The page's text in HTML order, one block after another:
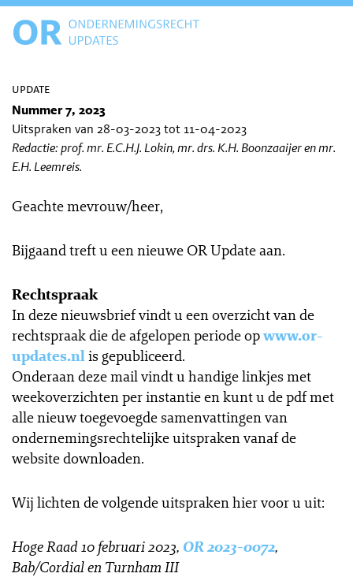
update
Nummer 7, 2023
Uitspraken van 28-03-2023 tot 11-04-2023
Redactie: prof. mr. E.C.H.J. Lokin, mr. drs. K.H. Boonzaaijer en mr.
E.H. Leemreis.
Geachte mevrouw/heer,
Bijgaand treft u een nieuwe OR Update aan.
Rechtspraak
In deze nieuwsbrief vindt u een overzicht van de
rechtspraak die de afgelopen periode opwww.or-
updates.nlis gepubliceerd.
Onderaan deze mail vindt u handige linkjes met
weekoverzichten per instantie en kunt u de pdf met
alle nieuw toegevoegde samenvattingen van
ondernemingsrechtelijke uitspraken vanaf de
website downloaden.
Wij lichten de volgende uitspraken hier voor u uit:
Hoge Raad 10 februari 2023, OR 2023-0072,
Bab/Cordial en Turnham III